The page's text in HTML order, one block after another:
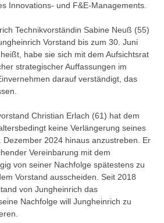
Innovations- und F&E-Managements.
Technikvorständin Sabine Neuß (55)
Vorstand bis zum 30. Juni
habe sie sich mit dem Aufsichtsrat
strategischer Auffassungen im
darauf verständigt, das
Christian Erlach (61) hat dem
keine Verlängerung seines
Dezember 2024 hinaus anzustreben. Er
Vereinbarung mit dem
von seiner Nachfolge spätestens zu
Vorstand ausscheiden. Seit 2018
von Jungheinrich das
Nachfolge will Jungheinrich zu